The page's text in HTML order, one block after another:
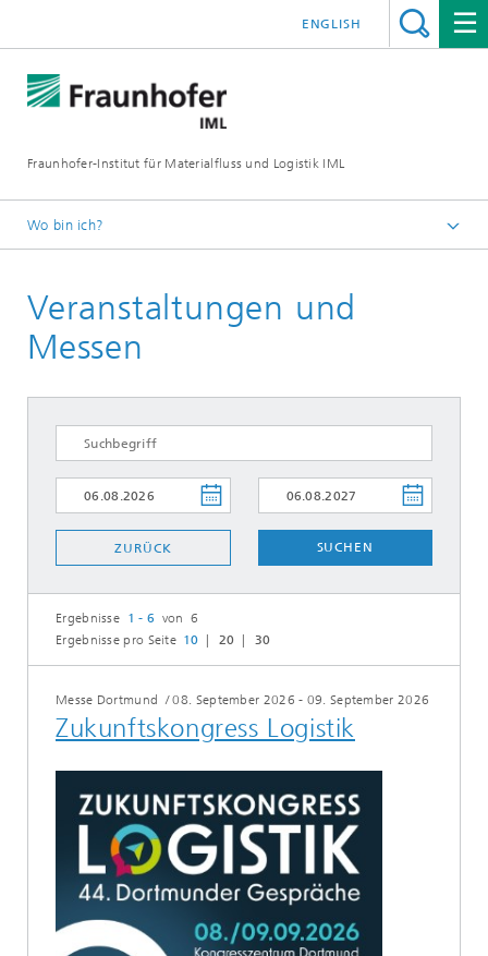
Fraunhofer-Institut für Materialfluss und Logistik IML
ENGLISH
Wo bin ich?
Veranstaltungen und
Messen
ZURÜCK SUCHEN
Ergebnisse 1 - 6 von 6
Ergebnisse pro Seite 10 20 30
Messe Dortmund /08. September 2026 - 09. September 2026
Zukunftskongress Logistik